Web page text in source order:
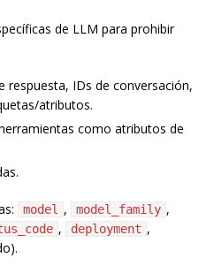
de LLM para prohibir
IDs de conversación,
atributos.
como atributos de
model , model_family ,
, deployment ,